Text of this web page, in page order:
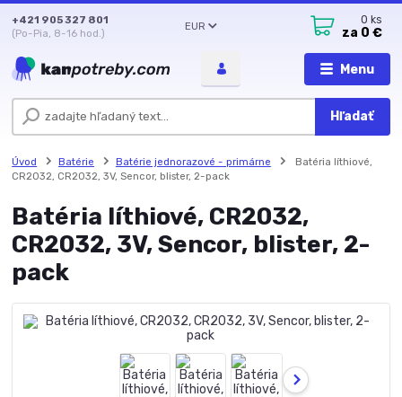
Menu
EUR
Hľadať
+421 905 327 801
(Po-Pia, 8-16 hod.)
0 ks
za 0 €
Úvod Batérie Batérie jednorazové - primárne
Batéria líthiové,
CR2032, CR2032, 3V, Sencor, blister, 2-pack
Batéria líthiové, CR2032,
CR2032, 3V, Sencor, blister, 2-
pack